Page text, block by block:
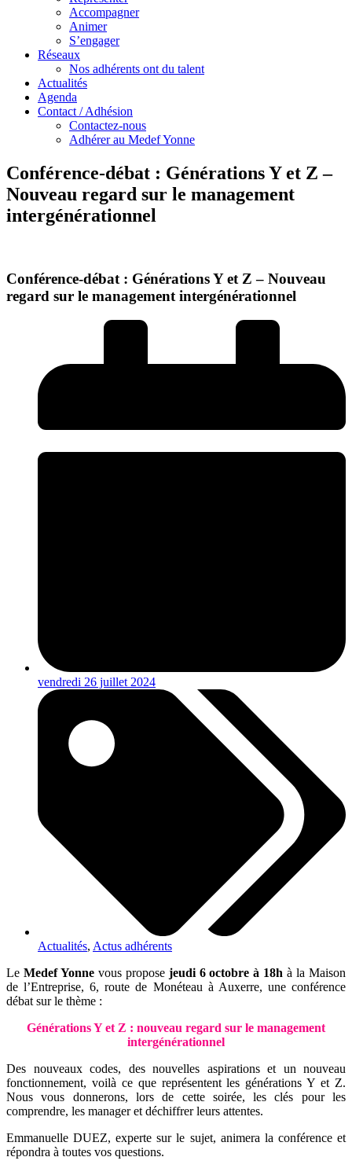
Accompagner
Animer
S’engager
Réseaux
Nos adhérents ont du talent
Actualités
Agenda
Contact / Adhésion
Contactez-nous
Adhérer au Medef Yonne
Conférence-débat : Générations Y et Z –
Nouveau regard sur le management
intergénérationnel
Conférence-débat : Générations Y et Z – Nouveau
regard sur le management intergénérationnel
vendredi 26 juillet 2024
Actualités, Actus adhérents
Le Medef Yonnevous propose jeudi 6 octobre à 18h à la Maison
de l’Entreprise, 6, route de Monéteau à Auxerre, une conférence
débat sur le thème :
Générations Y et Z : nouveau regard sur le management
intergénérationnel
Des nouveaux codes, des nouvelles aspirations et un nouveau
fonctionnement, voilà ce que représentent les générations Y et Z.
Nous vous donnerons, lors de cette soirée, les clés pour les
comprendre, les manager et déchiffrer leurs attentes.
Emmanuelle DUEZ, experte sur le sujet, animera la conférence et
répondra à toutes vos questions.